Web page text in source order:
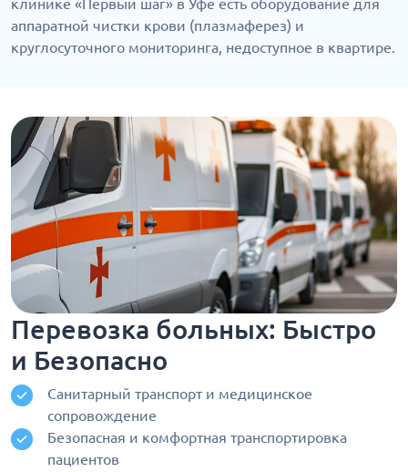
клинике «Первый шаг» в Уфе есть оборудование для
аппаратной чистки крови (плазмаферез) и
круглосуточного мониторинга, недоступное в квартире.
Перевозка больных: Быстро
и Безопасно
Санитарный транспорт и медицинское
сопровождение
Безопасная и комфортная транспортировка
пациентов